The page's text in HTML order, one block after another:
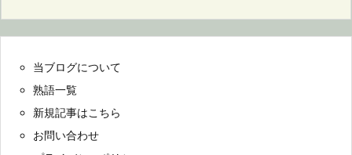
ら！
当ブログについて
熟語一覧
新規記事はこちら
お問い合わせ